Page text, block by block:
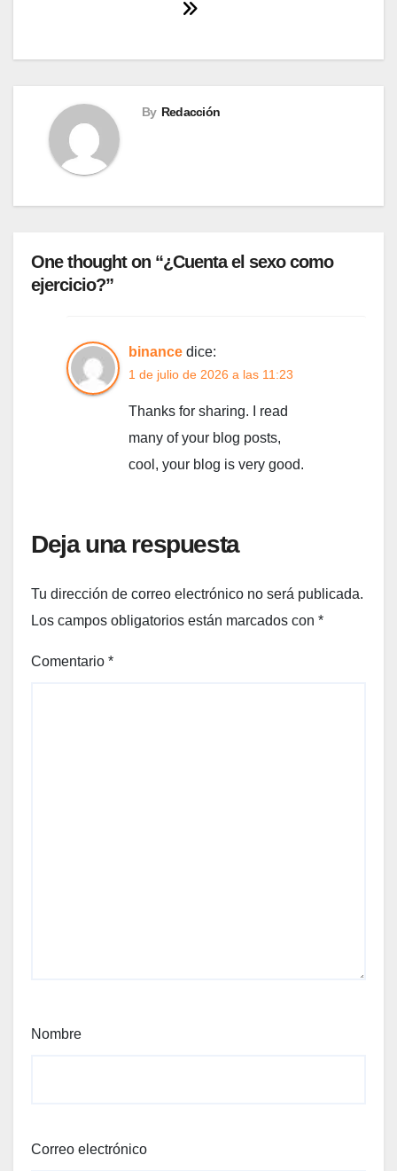
By Redacción
One thought on “¿Cuenta el sexo como
ejercicio?”
binance dice:
1 de julio de 2026 a las 11:23
Thanks for sharing. I read
many of your blog posts,
cool, your blog is very good.
Deja una respuesta
Tu dirección de correo electrónico no será publicada.
Los campos obligatorios están marcados con *
Comentario *
Nombre
Correo electrónico